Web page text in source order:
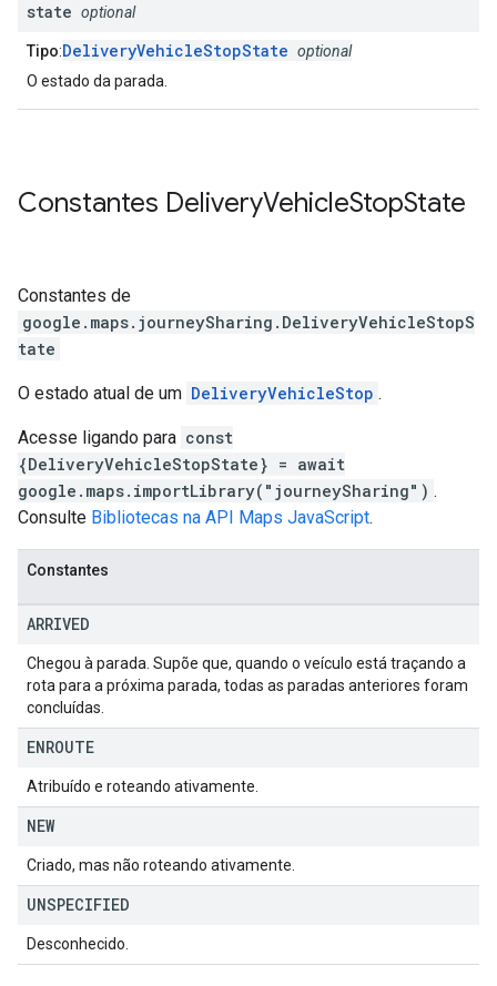
state optional
Tipo:DeliveryVehicleStopState optional
O estado da parada.
Constantes DeliveryVehicleStopState
Constantes de
google.maps.journeySharing . DeliveryVehicleStopS
tate
O estado atual de um DeliveryVehicleStop .
Acesse ligando para const
{DeliveryVehicleStopState} = await
google.maps.importLibrary("journeySharing") .
Consulte Bibliotecas na API Maps JavaScript.
Constantes
ARRIVED
Chegou à parada. Supõe que, quando o veículo está traçando a
rota para a próxima parada, todas as paradas anteriores foram
concluídas.
ENROUTE
Atribuído e roteando ativamente.
NEW
Criado, mas não roteando ativamente.
UNSPECIFIED
Desconhecido.